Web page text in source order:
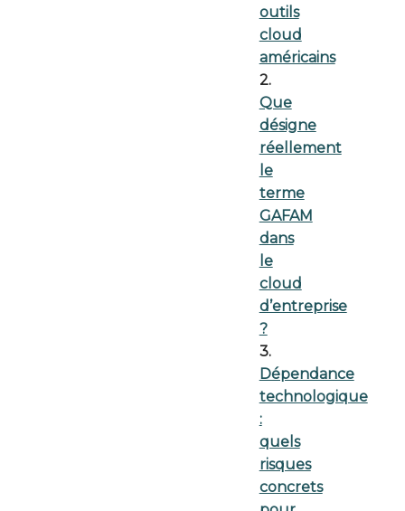
outils
cloud
américains
2.
Que
désigne
réellement
le
terme
GAFAM
dans
le
cloud
d’entreprise
?
3.
Dépendance
technologique
:
quels
risques
concrets